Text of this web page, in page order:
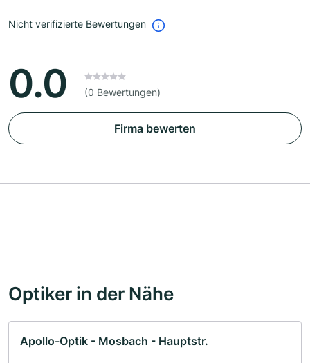
Nicht verifizierte Bewertungen
0.0 (0 Bewertungen)
Firma bewerten
Optiker in der Nähe
Apollo-Optik - Mosbach - Hauptstr.